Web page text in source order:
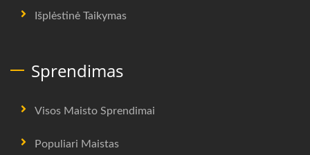
Išplėstinė Taikymas
Sprendimas
Visos Maisto Sprendimai
Populiari Maistas